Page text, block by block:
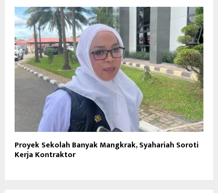
Proyek Sekolah Banyak Mangkrak, Syahariah Soroti
Kerja Kontraktor